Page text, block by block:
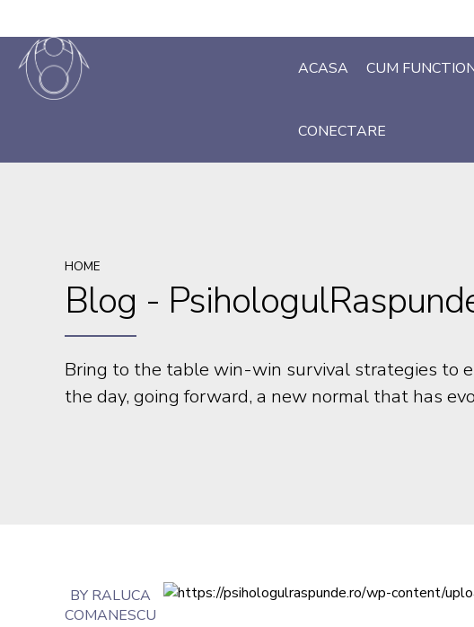
ACASA CUM
CONECTARE
HOME
Blog -
Bring to the table win-win survival strategies to
the day, going forward, a new normal that has
BY RALUCA
COMANESCU